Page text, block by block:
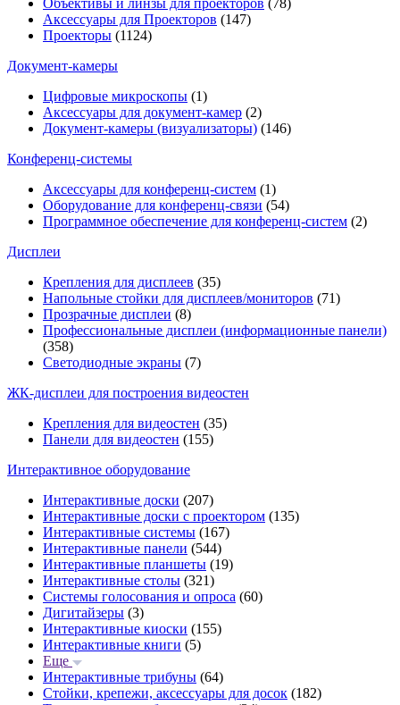
Объективы и линзы для проекторов (78)
Аксессуары для Проекторов (147)
Проекторы (1124)
Документ-камеры
Цифровые микроскопы (1)
Аксессуары для документ-камер (2)
Документ-камеры (визуализаторы) (146)
Конференц-системы
Аксессуары для конференц-систем (1)
Оборудование для конференц-связи (54)
Программное обеспечение для конференц-систем (2)
Дисплеи
Крепления для дисплеев (35)
Напольные стойки для дисплеев/мониторов (71)
Прозрачные дисплеи (8)
Профессиональные дисплеи (информационные панели)
(358)
Светодиодные экраны (7)
ЖК-дисплеи для построения видеостен
Крепления для видеостен (35)
Панели для видеостен (155)
Интерактивное оборудование
Интерактивные доски (207)
Интерактивные доски с проектором (135)
Интерактивные системы (167)
Интерактивные панели (544)
Интерактивные планшеты (19)
Интерактивные столы (321)
Системы голосования и опроса (60)
Дигитайзеры (3)
Интерактивные киоски (155)
Интерактивные книги (5)
Еще
Интерактивные трибуны (64)
Стойки, крепежи, аксессуары для досок (182)